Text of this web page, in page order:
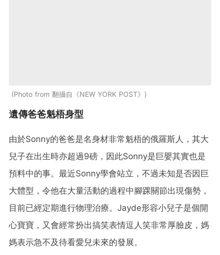
Photo from 翻攝自《NEW YORK POST》
遺傳爸爸魁梧身型
由於Sonny的爸爸是名身材非常魁梧的俄羅斯人，其大
兒子在出生時亦超過9磅，因此Sonny是巨嬰其實也是
預料中的事。最近Sonny學會站立，不過未知是否因巨
大體型，令他在大量活動的過程中腳踝關節出現傷勢，
目前已經定期進行物理治療。Jayde形容小兒子是個開
心寶寶，又會經常扮出搞笑表情逗人笑非常厚臉皮，媽
媽表示急不及待看愛兒未來的發展。